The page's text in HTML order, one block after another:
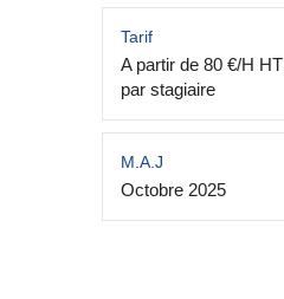
Tarif
A partir de 80 €/H HT
par stagiaire
M.A.J
Octobre 2025